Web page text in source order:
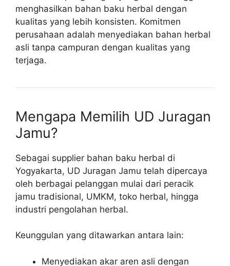
menghasilkan bahan baku herbal dengan
kualitas yang lebih konsisten. Komitmen
perusahaan adalah menyediakan bahan herbal
asli tanpa campuran dengan kualitas yang
terjaga.
Mengapa Memilih UD Juragan
Jamu?
Sebagai supplier bahan baku herbal di
Yogyakarta, UD Juragan Jamu telah dipercaya
oleh berbagai pelanggan mulai dari peracik
jamu tradisional, UMKM, toko herbal, hingga
industri pengolahan herbal.
Keunggulan yang ditawarkan antara lain:
Menyediakan akar aren asli dengan